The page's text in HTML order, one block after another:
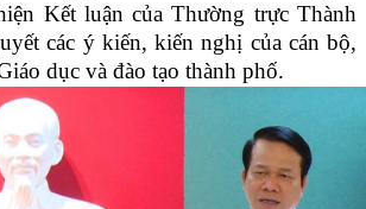
Kết luận của Thường trực Thành
các ý kiến, kiến nghị của cán bộ,
dục và đào tạo thành phố.